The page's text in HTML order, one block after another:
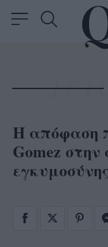
Η απόφαση
Gomez